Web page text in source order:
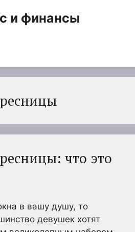
и финансы
что это
в вашу душу, то
девушек хотят